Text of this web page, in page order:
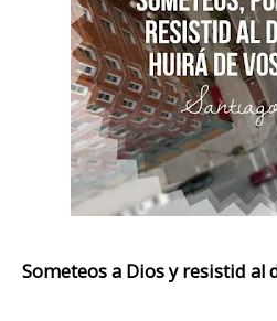
Someteos a Dios y resistid al